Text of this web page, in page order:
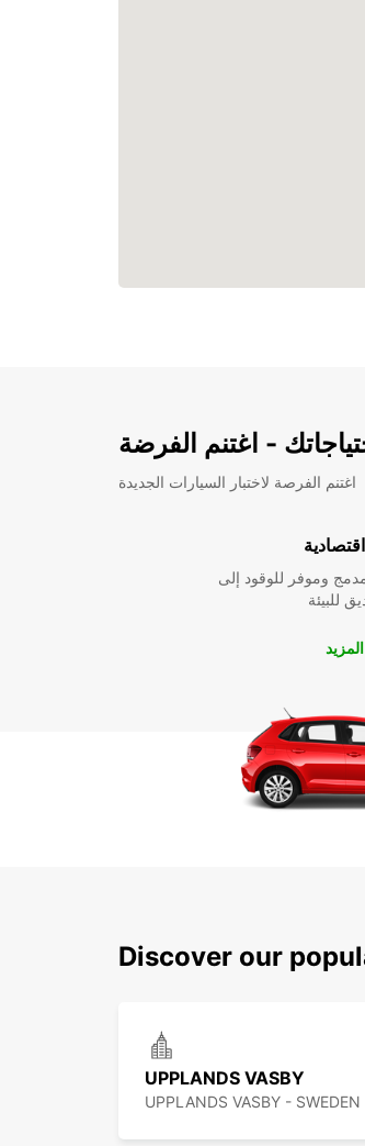
- اغتنم الفرضة
اغتنم الفرصة لاختبار السيارات الجديدة
وموفر للوقود إلى
للبيئة
Discover our
UPPLANDS VASBY
UPPLANDS VASBY - SWEDEN